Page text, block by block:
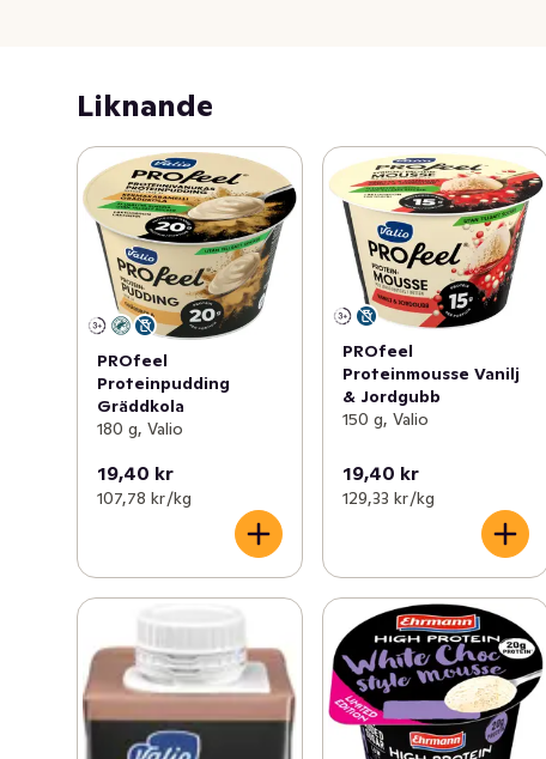
Liknande
PROfeel
Proteinpudding
Gräddkola
180 g, Valio
19,40 kr
107,78 kr /kg
PROfeel
Proteinmousse Vanilj
& Jordgubb
150 g, Valio
19,40 kr
129,33 kr /kg